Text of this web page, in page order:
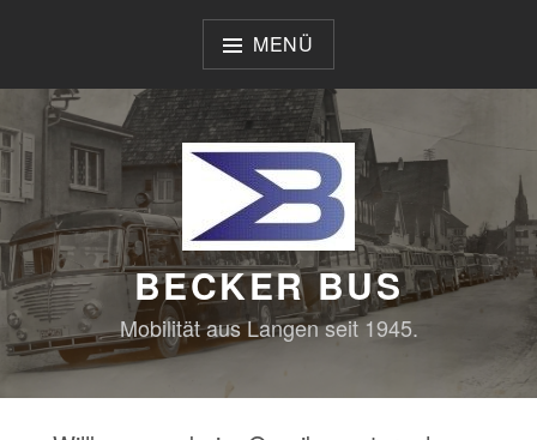
MENÜ
BECKER BUS
Mobilität aus Langen seit 1945.